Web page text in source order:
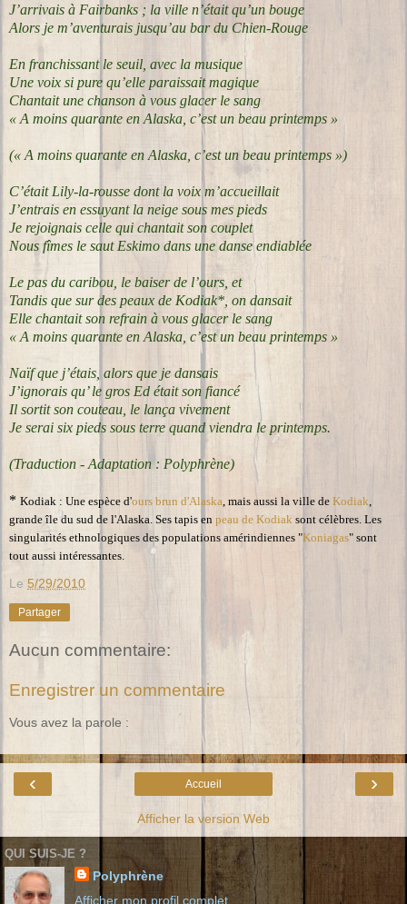
J’arrivais à Fairbanks ; la ville n’était qu’un bouge
Alors je m’aventurais jusqu’au bar du Chien-Rouge
En franchissant le seuil, avec la musique
Une voix si pure qu’elle paraissait magique
Chantait une chanson à vous glacer le sang
« A moins quarante en Alaska, c’est un beau printemps »
(« A moins quarante en Alaska, c’est un beau printemps »)
C’était Lily-la-rousse dont la voix m’accueillait
J’entrais en essuyant la neige sous mes pieds
Je rejoignais celle qui chantait son couplet
Nous fîmes le saut Eskimo dans une danse endiablée
Le pas du caribou, le baiser de l’ours, et
Tandis que sur des peaux de Kodiak*, on dansait
Elle chantait son refrain à vous glacer le sang
« A moins quarante en Alaska, c’est un beau printemps »
Naïf que j’étais, alors que je dansais
J’ignorais qu’ le gros Ed était son fiancé
Il sortit son couteau, le lança vivement
Je serai six pieds sous terre quand viendra le printemps.
(Traduction - Adaptation : Polyphrène)
* Kodiak : Une espèce d'ours brun d'Alaska , mais aussi la ville de Kodiak
grande île du sud de l'Alaska. Ses tapis en peau de Kodiak sont célèbres. Les
singularités ethnologiques des populations amérindiennes "Koniagas" sont
tout aussi intéressantes.
Le 5/29/2010
Partager
Aucun commentaire:
Enregistrer un commentaire
Vous avez la parole :
‹ ›
Accueil
Afficher la version Web
QUI SUIS-JE ?
Polyphrène
Afficher mon profil complet